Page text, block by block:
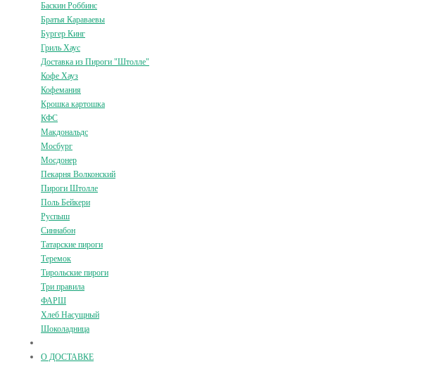
Баскин Роббинс
Братья Караваевы
Бургер Кинг
Гриль Хаус
Доставка из Пироги "Штолле"
Кофе Хауз
Кофемания
Крошка картошка
КФС
Макдональдс
Мосбург
Мосдонер
Пекарня Волконский
Пироги Штолле
Поль Бейкери
Руспыш
Синнабон
Татарские пироги
Теремок
Тирольские пироги
Три правила
ФАРШ
Хлеб Насущный
Шоколадница
О ДОСТАВКЕ